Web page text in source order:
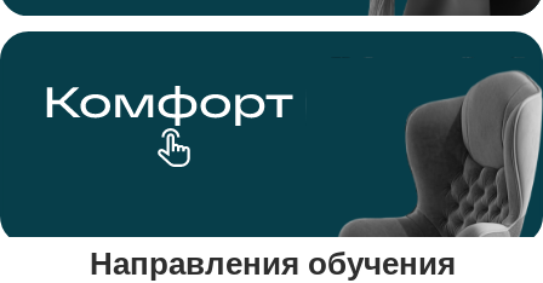
Направления обучения